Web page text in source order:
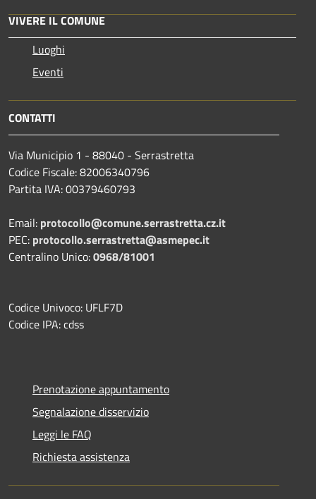
VIVERE IL COMUNE
Luoghi
Eventi
CONTATTI
Via Municipio 1 - 88040 - Serrastretta
Codice Fiscale: 82006340796
Partita IVA: 00379460793
Email: protocollo@comune.serrastretta.cz.it
PEC: protocollo.serrastretta@asmepec.it
Centralino Unico:0968/81001
Codice Univoco: UFLF7D
Codice IPA: cdss
Prenotazione appuntamento
Segnalazione disservizio
Leggi le FAQ
Richiesta assistenza